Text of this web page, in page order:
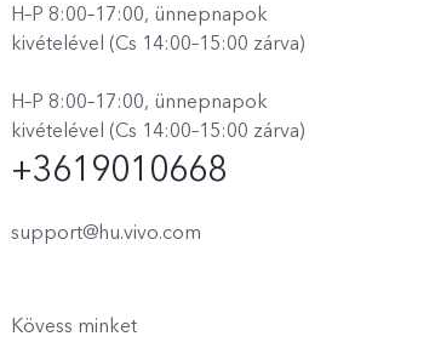
H–P 8:00–17:00, ünnepnapok
kivételével (Cs 14:00–15:00 zárva)
H–P 8:00–17:00, ünnepnapok
kivételével (Cs 14:00–15:00 zárva)
+3619010668
support@hu.vivo.com
Kövess minket